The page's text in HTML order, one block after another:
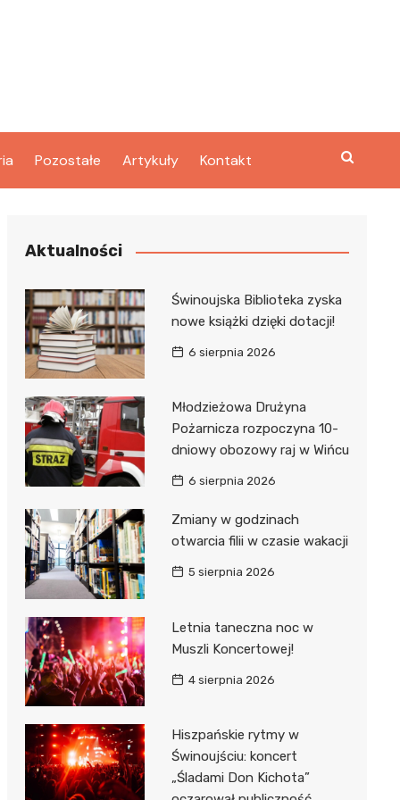
Pozostałe Artykuły Kontakt
Aktualności
Świnoujska Biblioteka zyska
nowe książki dzięki dotacji!
6 sierpnia 2026
Młodzieżowa Drużyna
Pożarnicza rozpoczyna 10-
dniowy obozowy raj w Wińcu
6 sierpnia 2026
Zmiany w godzinach
otwarcia filii w czasie wakacji
5 sierpnia 2026
Letnia taneczna noc w
Muszli Koncertowej!
4 sierpnia 2026
Hiszpańskie rytmy w
Świnoujściu: koncert
„Śladami Don Kichota”